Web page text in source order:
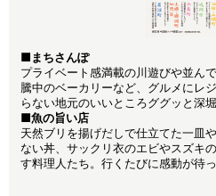
■まちさんぽ
プライベート感満載の川遊びや並ん
騰中のベーカリーなど、グルメにレ
らない地元のいいところググッと深堀
■魚の旨い店
天然ブリを揚げだしで仕立てた一皿
ない丼、サックリ衣のエビやスズキ
す料理人たち。行くたびに感動が待っ